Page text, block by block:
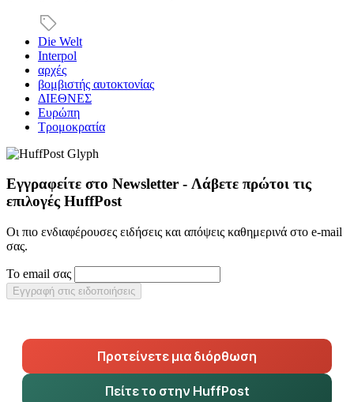
Die Welt
Interpol
αρχές
βομβιστής αυτοκτονίας
ΔΙΕΘΝΕΣ
Ευρώπη
Τρομοκρατία
Εγγραφείτε στο Newsletter - Λάβετε πρώτοι τις
επιλογές HuffPost
Οι πιο ενδιαφέρουσες ειδήσεις και απόψεις καθημερινά στο e-mail
σας.
Το email σας
Εγγραφή στις ειδοποιήσεις
Προτείνετε μια διόρθωση
Πείτε το στην HuffPost